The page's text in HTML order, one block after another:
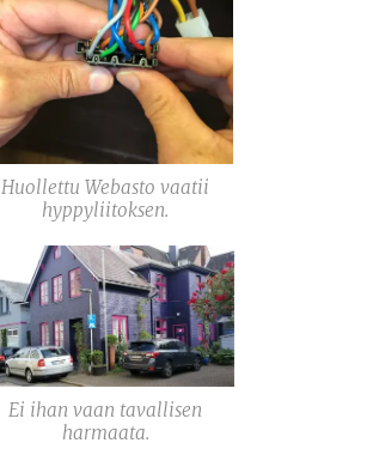
Huollettu Webasto vaatii
hyppyliitoksen.
Ei ihan vaan tavallisen
harmaata.